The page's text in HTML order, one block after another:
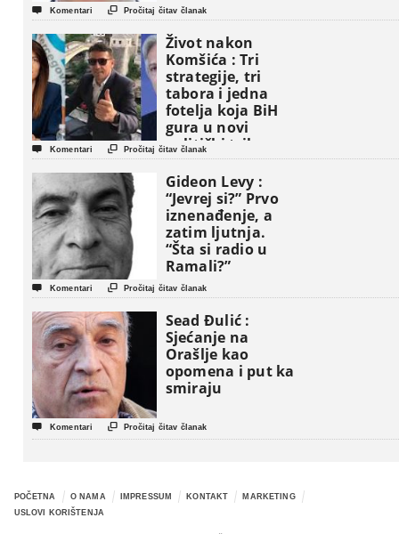
 Komentari  Pročitaj čitav članak
Život nakon
Komšića : Tri
strategije, tri
tabora i jedna
fotelja koja BiH
gura u novi
politički triler
 Komentari  Pročitaj čitav članak
Gideon Levy :
“Jevrej si?” Prvo
iznenađenje, a
zatim ljutnja.
“Šta si radio u
Ramali?”
 Komentari  Pročitaj čitav članak
Sead Đulić :
Sjećanje na
Orašlje kao
opomena i put ka
smiraju
 Komentari  Pročitaj čitav članak
POČETNA O NAMA IMPRESSUM KONTAKT
MARKETING
USLOVI KORIŠTENJA